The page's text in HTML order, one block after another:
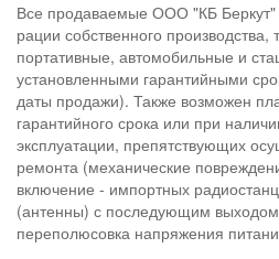
Все продаваемые ООО "КБ Беркут"
рации собственного
портативные, автомобильные и
установленными гарантийными
даты продажи). Также возможен
гарантийного срока или при
эксплуатации, препятствующих
ремонта (механические
включение - импортных
(антенны) с последующим выходом
переполюсовка напряжения